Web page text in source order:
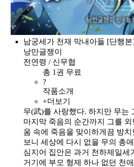
남궁세가 천재 막내아들 [단행
낭만글쟁이
전연령 / 신무협
총 1권 무료
?
작품소개
+더보기
무(武)를 사랑했다. 하지만 무는
마지막 죽음의 순간까지 그를
움 속에 죽음을 맞이하게끔 방
보니 세상에 다시 없을 무의 총
심지어 집안은 과거 천하제일세
거기에 부모 형제 하나 없던 천